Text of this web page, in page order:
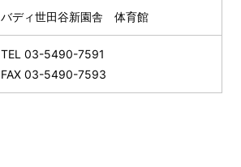
バディ世田谷新園舎 体育館
TEL 03-5490-7591
FAX 03-5490-7593